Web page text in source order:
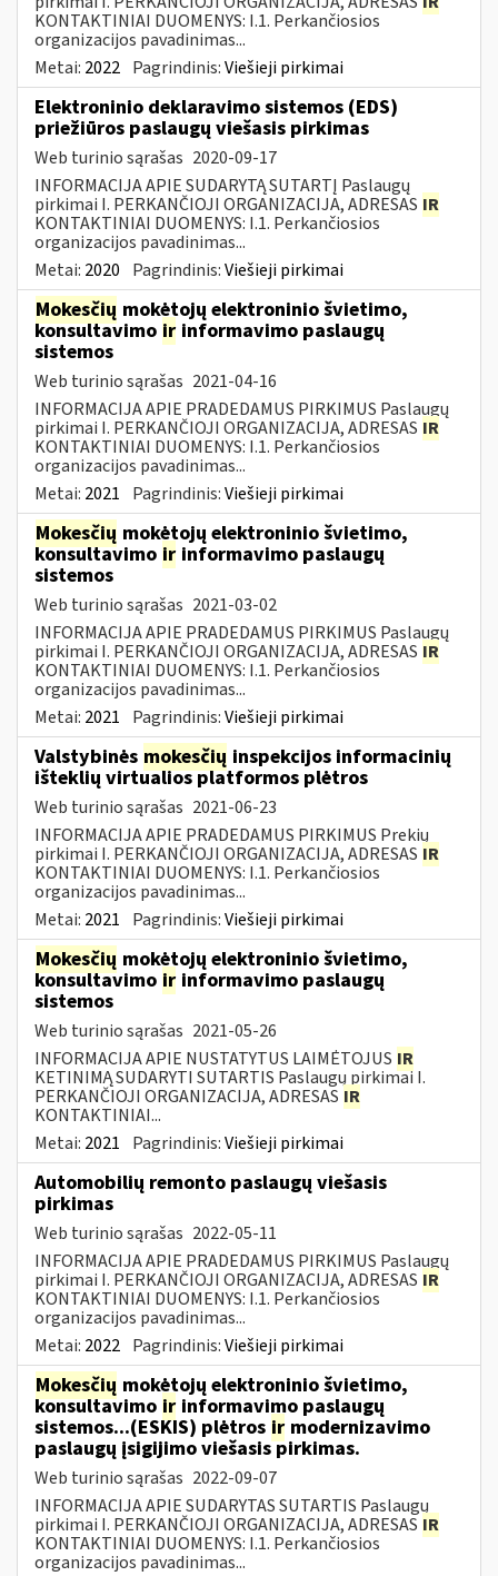
KONTAKTINIAI DUOMENYS: I.1. Perkančiosios
organizacijos pavadinimas...
Metai: 2022 Pagrindinis:Viešieji pirkimai
Elektroninio deklaravimo sistemos (EDS)
priežiūros paslaugų viešasis pirkimas
Web turinio sąrašas 2020-09-17
INFORMACIJA APIE SUDARYTĄ SUTARTĮ Paslaugų
pirkimai I. PERKANČIOJI ORGANIZACIJA, ADRESAS IR
KONTAKTINIAI DUOMENYS: I.1. Perkančiosios
organizacijos pavadinimas...
Metai: 2020 Pagrindinis:Viešieji pirkimai
Mokesčių mokėtojų elektroninio švietimo,
konsultavimo ir informavimo paslaugų
sistemos
Web turinio sąrašas 2021-04-16
INFORMACIJA APIE PRADEDAMUS PIRKIMUS Paslaugų
pirkimai I. PERKANČIOJI ORGANIZACIJA, ADRESAS IR
KONTAKTINIAI DUOMENYS: I.1. Perkančiosios
organizacijos pavadinimas...
Metai: 2021 Pagrindinis:Viešieji pirkimai
Mokesčių mokėtojų elektroninio švietimo,
konsultavimo ir informavimo paslaugų
sistemos
Web turinio sąrašas 2021-03-02
INFORMACIJA APIE PRADEDAMUS PIRKIMUS Paslaugų
pirkimai I. PERKANČIOJI ORGANIZACIJA, ADRESAS IR
KONTAKTINIAI DUOMENYS: I.1. Perkančiosios
organizacijos pavadinimas...
Metai: 2021 Pagrindinis:Viešieji pirkimai
Valstybinės mokesčių inspekcijos informacinių
išteklių virtualios platformos plėtros
Web turinio sąrašas 2021-06-23
INFORMACIJA APIE PRADEDAMUS PIRKIMUS Prekių
pirkimai I. PERKANČIOJI ORGANIZACIJA, ADRESAS IR
KONTAKTINIAI DUOMENYS: I.1. Perkančiosios
organizacijos pavadinimas...
Metai: 2021 Pagrindinis:Viešieji pirkimai
Mokesčių mokėtojų elektroninio švietimo,
konsultavimo ir informavimo paslaugų
sistemos
Web turinio sąrašas 2021-05-26
INFORMACIJA APIE NUSTATYTUS LAIMĖTOJUS IR
KETINIMĄ SUDARYTI SUTARTIS Paslaugų pirkimai I.
PERKANČIOJI ORGANIZACIJA, ADRESAS IR
KONTAKTINIAI...
Metai: 2021 Pagrindinis:Viešieji pirkimai
Automobilių remonto paslaugų viešasis
pirkimas
Web turinio sąrašas 2022-05-11
INFORMACIJA APIE PRADEDAMUS PIRKIMUS Paslaugų
pirkimai I. PERKANČIOJI ORGANIZACIJA, ADRESAS IR
KONTAKTINIAI DUOMENYS: I.1. Perkančiosios
organizacijos pavadinimas...
Metai: 2022 Pagrindinis:Viešieji pirkimai
Mokesčių mokėtojų elektroninio švietimo,
konsultavimo ir informavimo paslaugų
sistemos...(ESKIS) plėtros ir modernizavimo
paslaugų įsigijimo viešasis pirkimas.
Web turinio sąrašas 2022-09-07
INFORMACIJA APIE SUDARYTAS SUTARTIS Paslaugų
pirkimai I. PERKANČIOJI ORGANIZACIJA, ADRESAS IR
KONTAKTINIAI DUOMENYS: I.1. Perkančiosios
organizacijos pavadinimas...